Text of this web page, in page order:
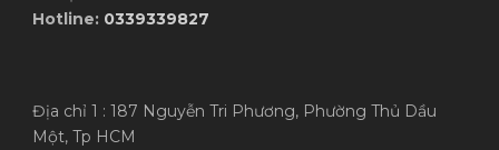
Hotline: 0339339827
Địa chỉ 1 : 187 Nguyễn Tri Phương, Phường Thủ Dầu
Một, Tp HCM